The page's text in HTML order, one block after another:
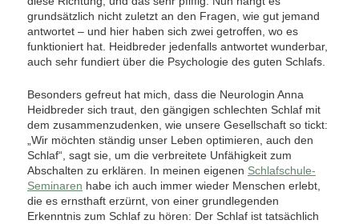
grundsätzlich nicht zuletzt an den Fragen, wie gut jemand
antwortet – und hier haben sich zwei getroffen, wo es
funktioniert hat. Heidbreder jedenfalls antwortet wunderbar,
auch sehr fundiert über die Psychologie des guten Schlafs.
Besonders gefreut hat mich, dass die Neurologin Anna
Heidbreder sich traut, den gängigen schlechten Schlaf mit
dem zusammenzudenken, wie unsere Gesellschaft so tickt:
„Wir möchten ständig unser Leben optimieren, auch den
Schlaf“, sagt sie, um die verbreitete Unfähigkeit zum
Abschalten zu erklären. In meinen eigenen Schlafschule-
Seminaren habe ich auch immer wieder Menschen erlebt,
die es ernsthaft erzürnt, von einer grundlegenden
Erkenntnis zum Schlaf zu hören: Der Schlaf ist tatsächlich